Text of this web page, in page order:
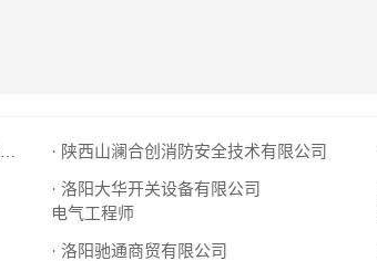
· 请输入南阳正和农业科技有限公司公司名 · 陕西山澜合创消防安全技术有限公司
· 洛阳大华开关设备有限公司
电气工程师
· 洛阳驰通商贸有限公司